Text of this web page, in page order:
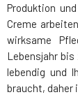
Produktion
Creme
wirksame
Lebensjahr
lebendig und
braucht, daher